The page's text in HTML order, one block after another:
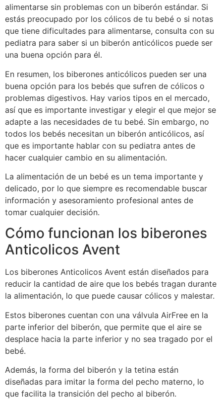
alimentarse sin problemas con un biberón estándar. Si
estás preocupado por los cólicos de tu bebé o si notas
que tiene dificultades para alimentarse, consulta con su
pediatra para saber si un biberón anticólicos puede ser
una buena opción para él.
En resumen, los biberones anticólicos pueden ser una
buena opción para los bebés que sufren de cólicos o
problemas digestivos. Hay varios tipos en el mercado,
así que es importante investigar y elegir el que mejor se
adapte a las necesidades de tu bebé. Sin embargo, no
todos los bebés necesitan un biberón anticólicos, así
que es importante hablar con su pediatra antes de
hacer cualquier cambio en su alimentación.
La alimentación de un bebé es un tema importante y
delicado, por lo que siempre es recomendable buscar
información y asesoramiento profesional antes de
tomar cualquier decisión.
Cómo funcionan los biberones
Anticolicos Avent
Los biberones Anticolicos Avent están diseñados para
reducir la cantidad de aire que los bebés tragan durante
la alimentación, lo que puede causar cólicos y malestar.
Estos biberones cuentan con una válvula AirFree en la
parte inferior del biberón, que permite que el aire se
desplace hacia la parte inferior y no sea tragado por el
bebé.
Además, la forma del biberón y la tetina están
diseñadas para imitar la forma del pecho materno, lo
que facilita la transición del pecho al biberón.